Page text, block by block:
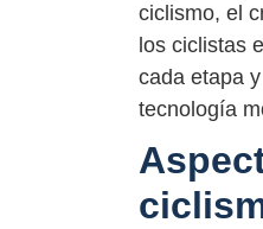
ciclismo, el
los ciclistas
cada etapa
tecnología